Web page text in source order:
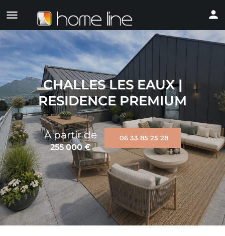
CHALLES LES EAUX |
RESIDENCE PREMIUM
À partir de
255 000€
06 33 85 25 28